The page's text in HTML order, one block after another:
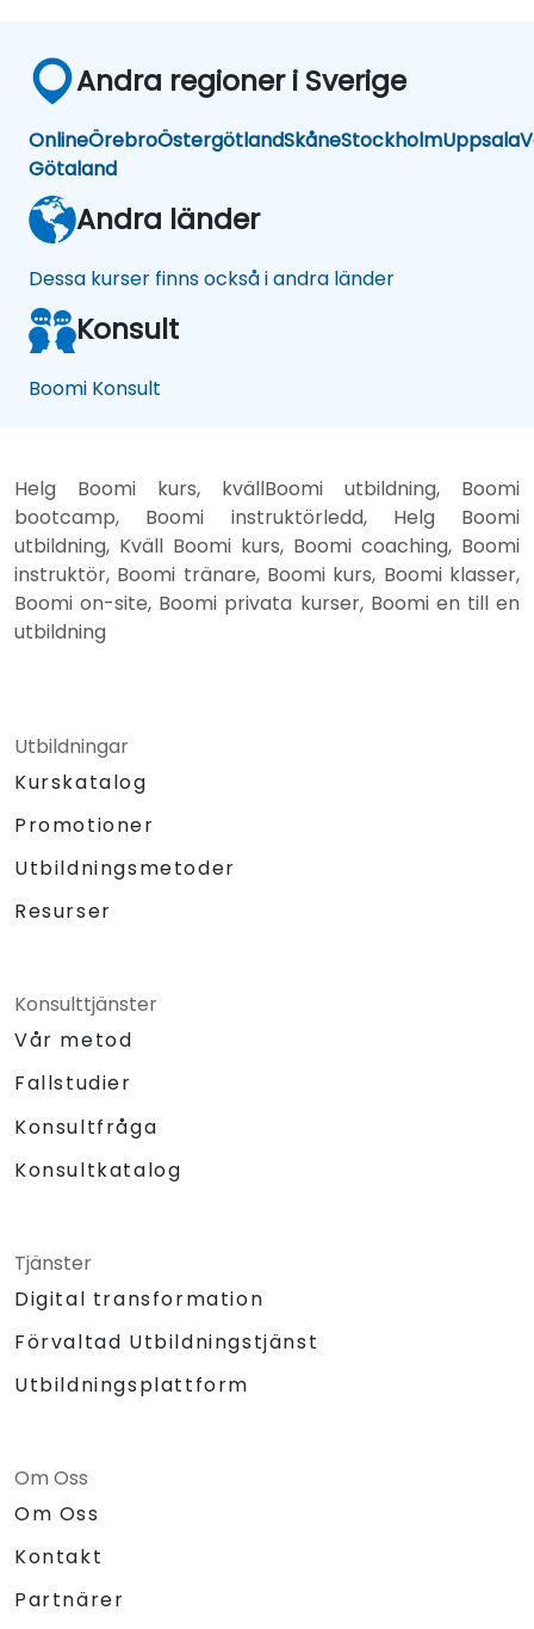
Andra regioner i Sverige
OnlineÖrebroÖstergötlandSkåneStockholmUppsala
Götaland
Andra länder
Dessa kurser finns också i andra länder
Konsult
Boomi Konsult
Helg Boomi kurs, kvällBoomi utbildning, Boomi
bootcamp, Boomi instruktörledd, Helg Boomi
utbildning, Kväll Boomi kurs, Boomi coaching, Boomi
instruktör, Boomi tränare, Boomi kurs, Boomi klasser,
Boomi on-site, Boomi privata kurser, Boomi en till en
utbildning
Utbildningar
Kurskatalog
Promotioner
Utbildningsmetoder
Resurser
Konsulttjänster
Vår metod
Fallstudier
Konsultfråga
Konsultkatalog
Tjänster
Digital transformation
Förvaltad Utbildningstjänst
Utbildningsplattform
Om Oss
Om Oss
Kontakt
Partnärer